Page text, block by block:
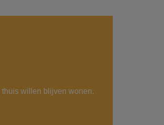
willen blijven wonen.